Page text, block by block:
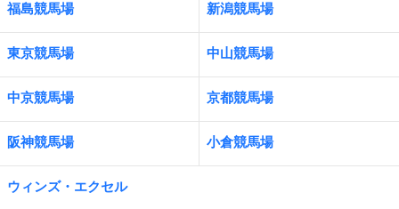
福島競馬場 新潟競馬場
東京競馬場 中山競馬場
中京競馬場 京都競馬場
阪神競馬場 小倉競馬場
ウィンズ・エクセル